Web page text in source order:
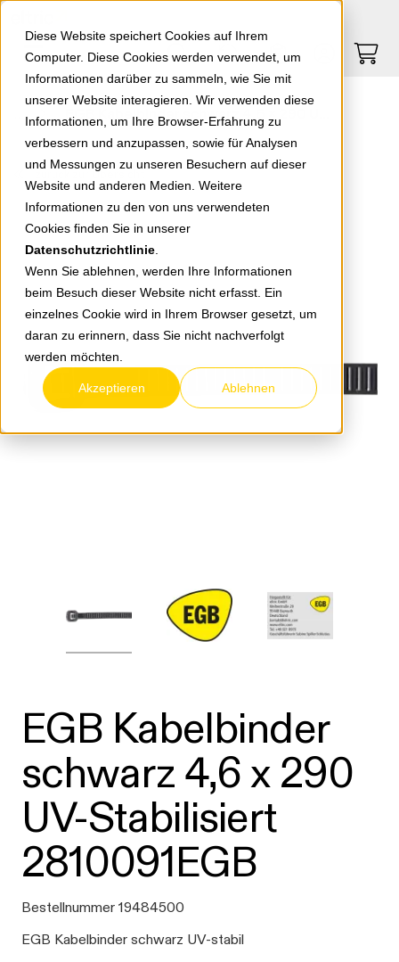
Diese Website speichert Cookies auf Ihrem
Computer. Diese Cookies werden verwendet, um
Informationen darüber zu sammeln, wie Sie mit
unserer Website interagieren. Wir verwenden diese
Informationen, um Ihre Browser-Erfahrung zu
verbessern und anzupassen, sowie für Analysen
und Messungen zu unseren Besuchern auf dieser
Website und anderen Medien. Weitere
Informationen zu den von uns verwendeten
Cookies finden Sie in unserer
Datenschutzrichtlinie
Wenn Sie ablehnen, werden Ihre Informationen
beim Besuch dieser Website nicht erfasst. Ein
einzelnes Cookie wird in Ihrem Browser gesetzt, um
daran zu erinnern, dass Sie nicht nachverfolgt
werden möchten.
Akzeptieren Ablehnen
Springe zu Hauptinhalt Springe zum Footer
0
zurück zur Übersicht
EGB Kabelbinder
schwarz 4,6 x 290
UV-Stabilisiert
2810091EGB
Bestellnummer 19484500
EGB Kabelbinder schwarz UV-stabil